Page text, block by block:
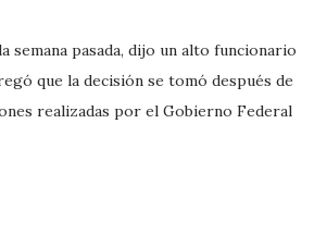
semana pasada, dijo un alto funcionario
que la decisión se tomó después de
realizadas por el Gobierno Federal